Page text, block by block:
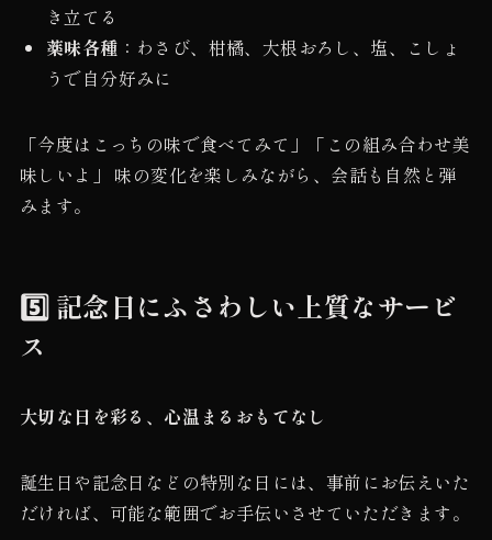
き立てる
薬味各種 ：わさび、柑橘、大根おろし、塩、こしょ
うで自分好みに
「今度はこっちの味で食べてみて」「この組み合わせ美
味しいよ」 味の変化を楽しみながら、会話も自然と弾
みます。
5️⃣ 記念日にふさわしい上質なサービ
ス
大切な日を彩る、心温まるおもてなし
誕生日や記念日などの特別な日には、事前にお伝えいた
だければ、可能な範囲でお手伝いさせていただきます。